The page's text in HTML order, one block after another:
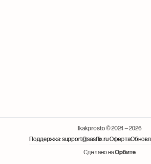
Ikakprosto © 2024 — 2026
Поддержка: support@sasflix.ruОферта
Сделано наОрбите